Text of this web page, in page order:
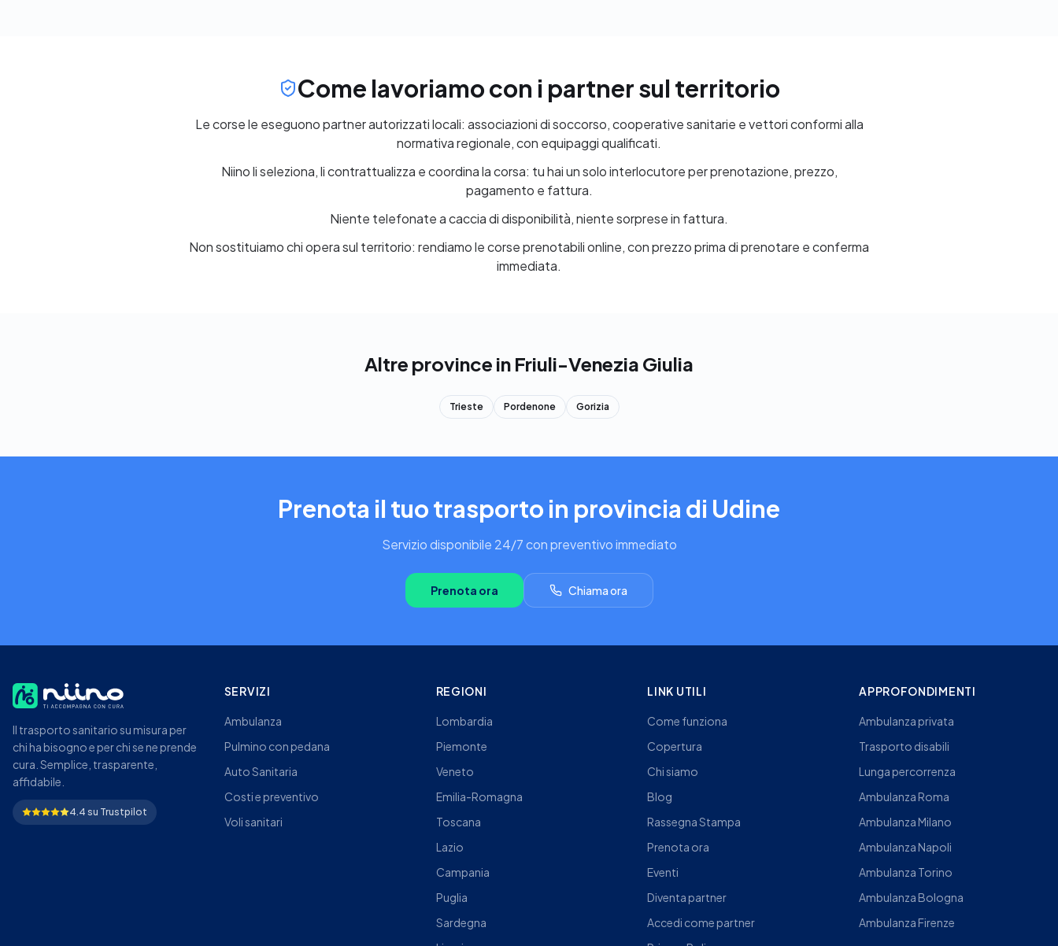
Come lavoriamo con i partner sul territorio
Le corse le eseguono partner autorizzati locali: associazioni di soccorso, cooperative sanitarie e vettori conformi alla
normativa regionale, con equipaggi qualificati.
Niino li seleziona, li contrattualizza e coordina la corsa: tu hai un solo interlocutore per prenotazione, prezzo,
pagamento e fattura.
Niente telefonate a caccia di disponibilità, niente sorprese in fattura.
Non sostituiamo chi opera sul territorio: rendiamo le corse prenotabili online, con prezzo prima di prenotare e conferma
immediata.
Altre province in Friuli-Venezia Giulia
Trieste Pordenone Gorizia
Prenota il tuo trasporto in provincia di Udine
Servizio disponibile 24/7 con preventivo immediato
Prenota ora Chiama ora
Il trasporto sanitario su misura per
chi ha bisogno e per chi se ne prende
cura. Semplice, trasparente,
affidabile.
4.4 su Trustpilot
SERVIZI
Ambulanza
Pulmino con pedana
Auto Sanitaria
Costi e preventivo
Voli sanitari
REGIONI
Lombardia
Piemonte
Veneto
Emilia-Romagna
Toscana
Lazio
Campania
Puglia
Sardegna
LINK UTILI
Come funziona
Copertura
Chi siamo
Blog
Rassegna Stampa
Prenota ora
Eventi
Diventa partner
Accedi come partner
APPROFONDIMENTI
Ambulanza privata
Trasporto disabili
Lunga percorrenza
Ambulanza Roma
Ambulanza Milano
Ambulanza Napoli
Ambulanza Torino
Ambulanza Bologna
Ambulanza Firenze